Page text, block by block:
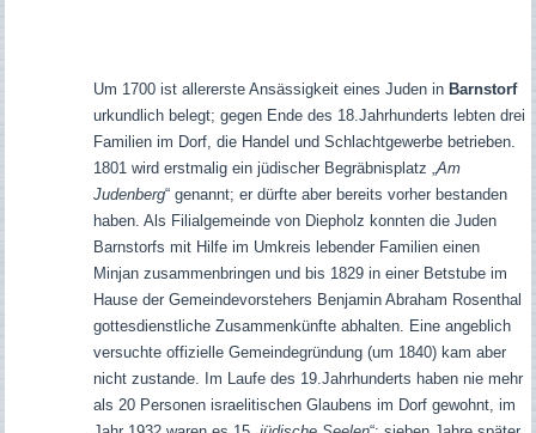
Um 1700 ist allererste Ansässigkeit eines Juden in Barnstorf
urkundlich belegt; gegen Ende des 18.Jahrhunderts lebten drei
Familien im Dorf, die Handel und Schlachtgewerbe betrieben.
1801 wird erstmalig ein jüdischer Begräbnisplatz „Am
Judenberg“ genannt; er dürfte aber bereits vorher bestanden
haben. Als Filialgemeinde von Diepholz konnten die Juden
Barnstorfs mit Hilfe im Umkreis lebender Familien einen
Minjan zusammenbringen und bis 1829 in einer Betstube im
Hause der Gemeindevorstehers Benjamin Abraham Rosenthal
gottesdienstliche Zusammenkünfte abhalten. Eine angeblich
versuchte offizielle Gemeindegründung (um 1840) kam aber
nicht zustande. Im Laufe des 19.Jahrhunderts haben nie mehr
als 20 Personen israelitischen Glaubens im Dorf gewohnt, im